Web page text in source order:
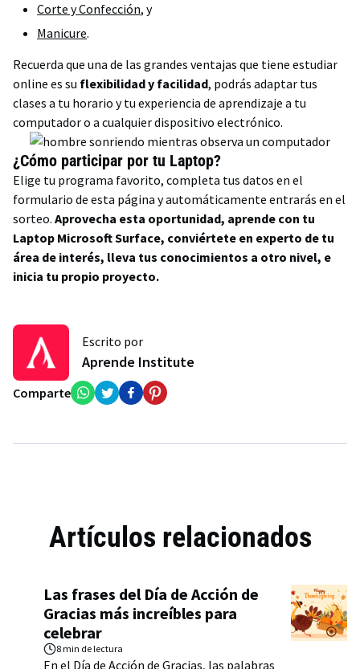
Corte y Confección, y
Manicure.
Recuerda que una de las grandes ventajas que tiene estudiar
online es su flexibilidad y facilidad, podrás adaptar tus
clases a tu horario y tu experiencia de aprendizaje a tu
computador o a cualquier dispositivo electrónico.
¿Cómo participar por tu Laptop?
Elige tu programa favorito, completa tus datos en el
formulario de esta página y automáticamente entrarás en el
sorteo. Aprovecha esta oportunidad, aprende con tu
Laptop Microsoft Surface, conviértete en experto de tu
área de interés, lleva tus conocimientos a otro nivel, e
inicia tu propio proyecto.
Escrito por
Aprende Institute
Comparte
Artículos relacionados
Las frases del Día de Acción de
Gracias más increíbles para
celebrar
8 min de lectura
En el Día de Acción de Gracias, las palabras